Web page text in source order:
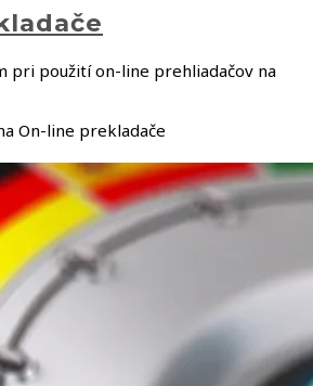
pri použití on-line prehliadačov na
On-line prekladače